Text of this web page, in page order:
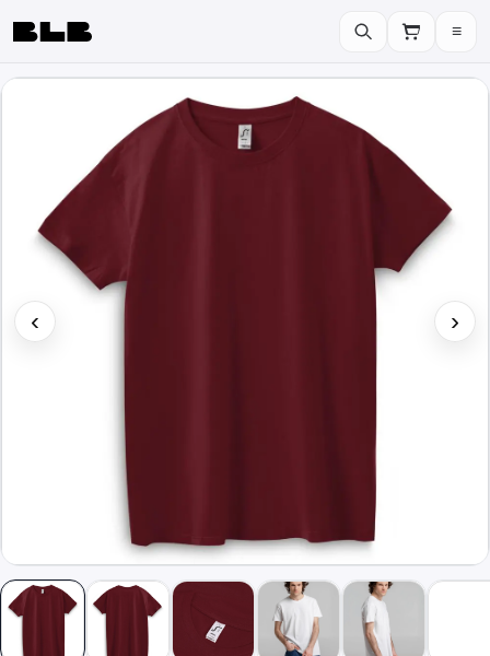
BLB ≡
‹ ›